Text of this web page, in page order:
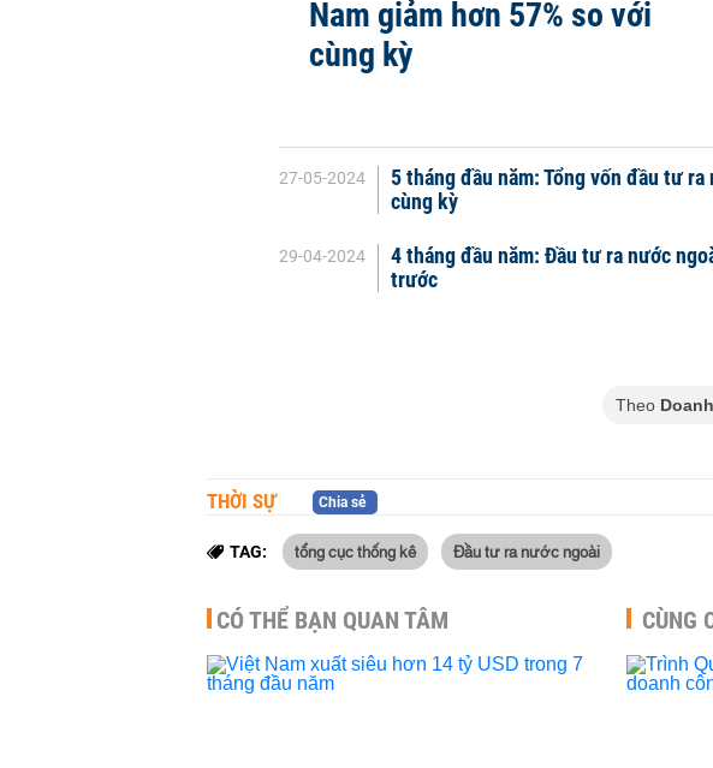
Nam giảm hơn 57% so với
cùng kỳ
27-05-2024
5 tháng đầu năm: Tổng vốn đầu tư
cùng kỳ
29-04-2024
4 tháng đầu năm: Đầu tư ra nước
trước
Theo
THỜI SỰ Chia sẻ
TAG: tổng cục thống kê Đầu tư ra nước ngoài
CÓ THỂ BẠN QUAN TÂM CÙNG